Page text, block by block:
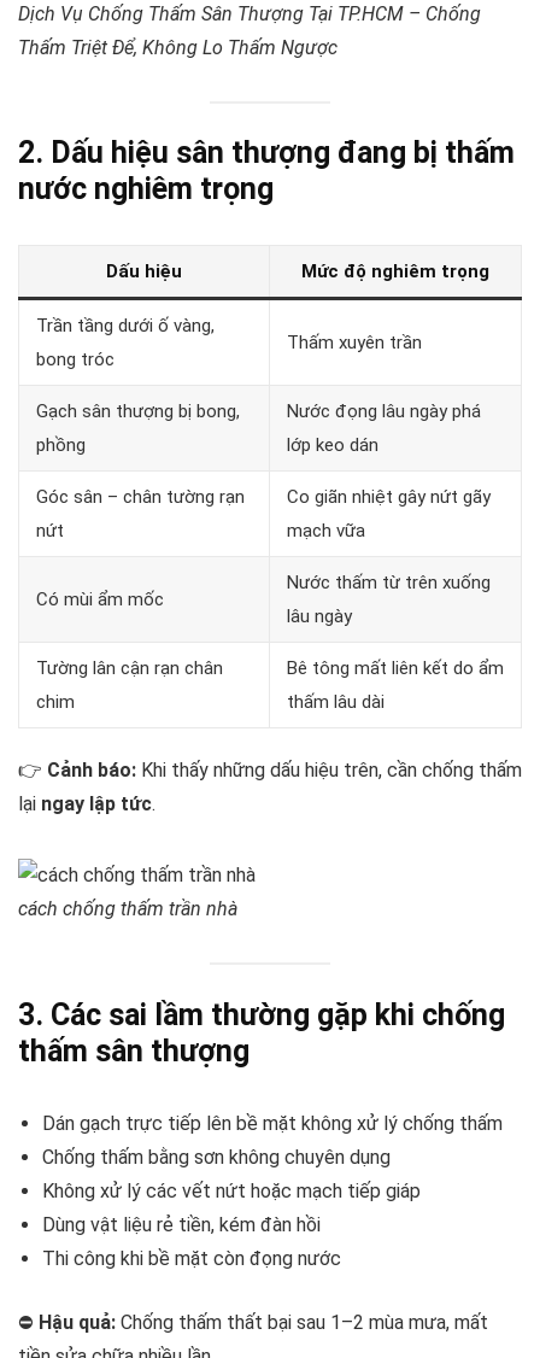
Dịch Vụ Chống Thấm Sân Thượng Tại TP.HCM – Chống
Thấm Triệt Để, Không Lo Thấm Ngược
2. Dấu hiệu sân thượng đang bị thấm
nước nghiêm trọng
Dấu hiệu Mức độ nghiêm trọng
Trần tầng dưới ố vàng,
bong tróc
Thấm xuyên trần
Gạch sân thượng bị bong,
phồng
Nước đọng lâu ngày phá
lớp keo dán
Góc sân – chân tường rạn
nứt
Co giãn nhiệt gây nứt gãy
mạch vữa
Có mùi ẩm mốc
Nước thấm từ trên xuống
lâu ngày
Tường lân cận rạn chân
chim
Bê tông mất liên kết do ẩm
thấm lâu dài
👉 Cảnh báo: Khi thấy những dấu hiệu trên, cần chống thấm
lại ngay lập tức.
cách chống thấm trần nhà
3. Các sai lầm thường gặp khi chống
thấm sân thượng
Dán gạch trực tiếp lên bề mặt không xử lý chống thấm
Chống thấm bằng sơn không chuyên dụng
Không xử lý các vết nứt hoặc mạch tiếp giáp
Dùng vật liệu rẻ tiền, kém đàn hồi
Thi công khi bề mặt còn đọng nước
⛔ Hậu quả: Chống thấm thất bại sau 1–2 mùa mưa, mất